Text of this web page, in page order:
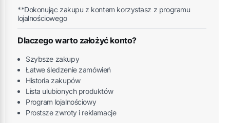
**Dokonując zakupu z kontem korzystasz z programu
lojalnościowego
Dlaczego warto założyć konto?
Szybsze zakupy
Łatwe śledzenie zamówień
Historia zakupów
Lista ulubionych produktów
Program lojalnościowy
Prostsze zwroty i reklamacje